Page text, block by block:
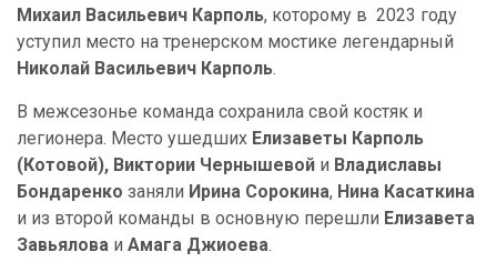
Михаил Васильевич Карполь, которому в 2023 году
уступил место на тренерском мостике легендарный
Николай Васильевич Карполь.
В межсезонье команда сохранила свой костяк и
легионера. Место ушедших Елизаветы Карполь
(Котовой), Виктории Чернышевой и Владиславы
Бондаренко заняли Ирина Сорокина, Нина Касаткина
и из второй команды в основную перешли Елизавета
Завьялова и Амага Джиоева.